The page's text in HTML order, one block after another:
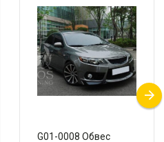
G01-0008 Обвес